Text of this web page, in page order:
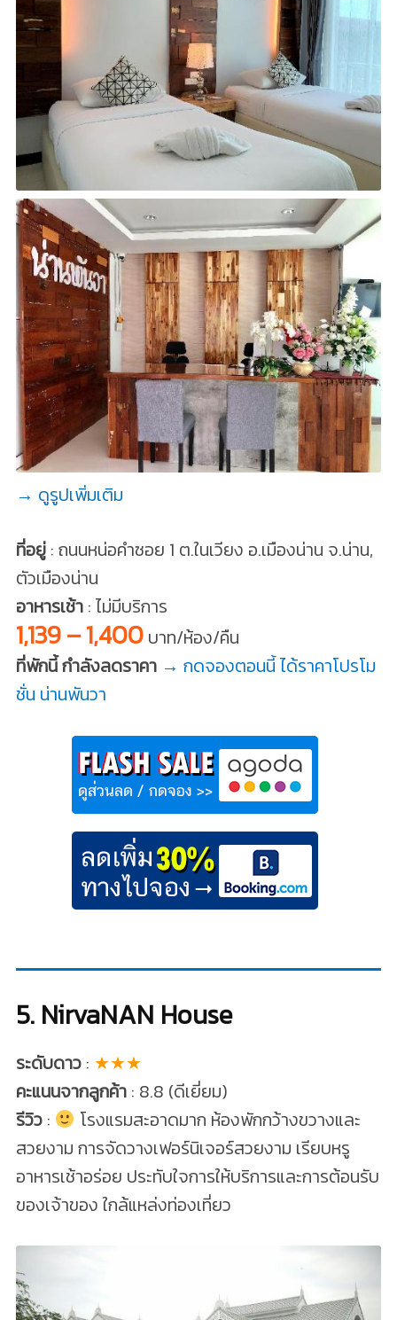
→ ดูรูปเพิ่มเติม
ที่อยู่: ถนนหน่อคำซอย 1 ต.ในเวียง อ.เมืองน่าน จ.น่าน,
ตัวเมืองน่าน
อาหารเช้า: ไม่มีบริการ
1,139 – 1,400บาท/ห้อง/คืน
ที่พักนี้ กำลังลดราคา → กดจองตอนนี้ ได้ราคาโปรโม
ชั่น น่านพันวา
5. NirvaNAN House
ระดับดาว: ★★★
คะแนนจากลูกค้า : 8.8 (ดีเยี่ยม)
รีวิว:
โรงแรมสะอาดมาก ห้องพักกว้างขวางและ
สวยงาม การจัดวางเฟอร์นิเจอร์สวยงาม เรียบหรู
อาหารเช้าอร่อย ประทับใจการให้บริการและการต้อนรับ
ของเจ้าของ ใกล้แหล่งท่องเที่ยว